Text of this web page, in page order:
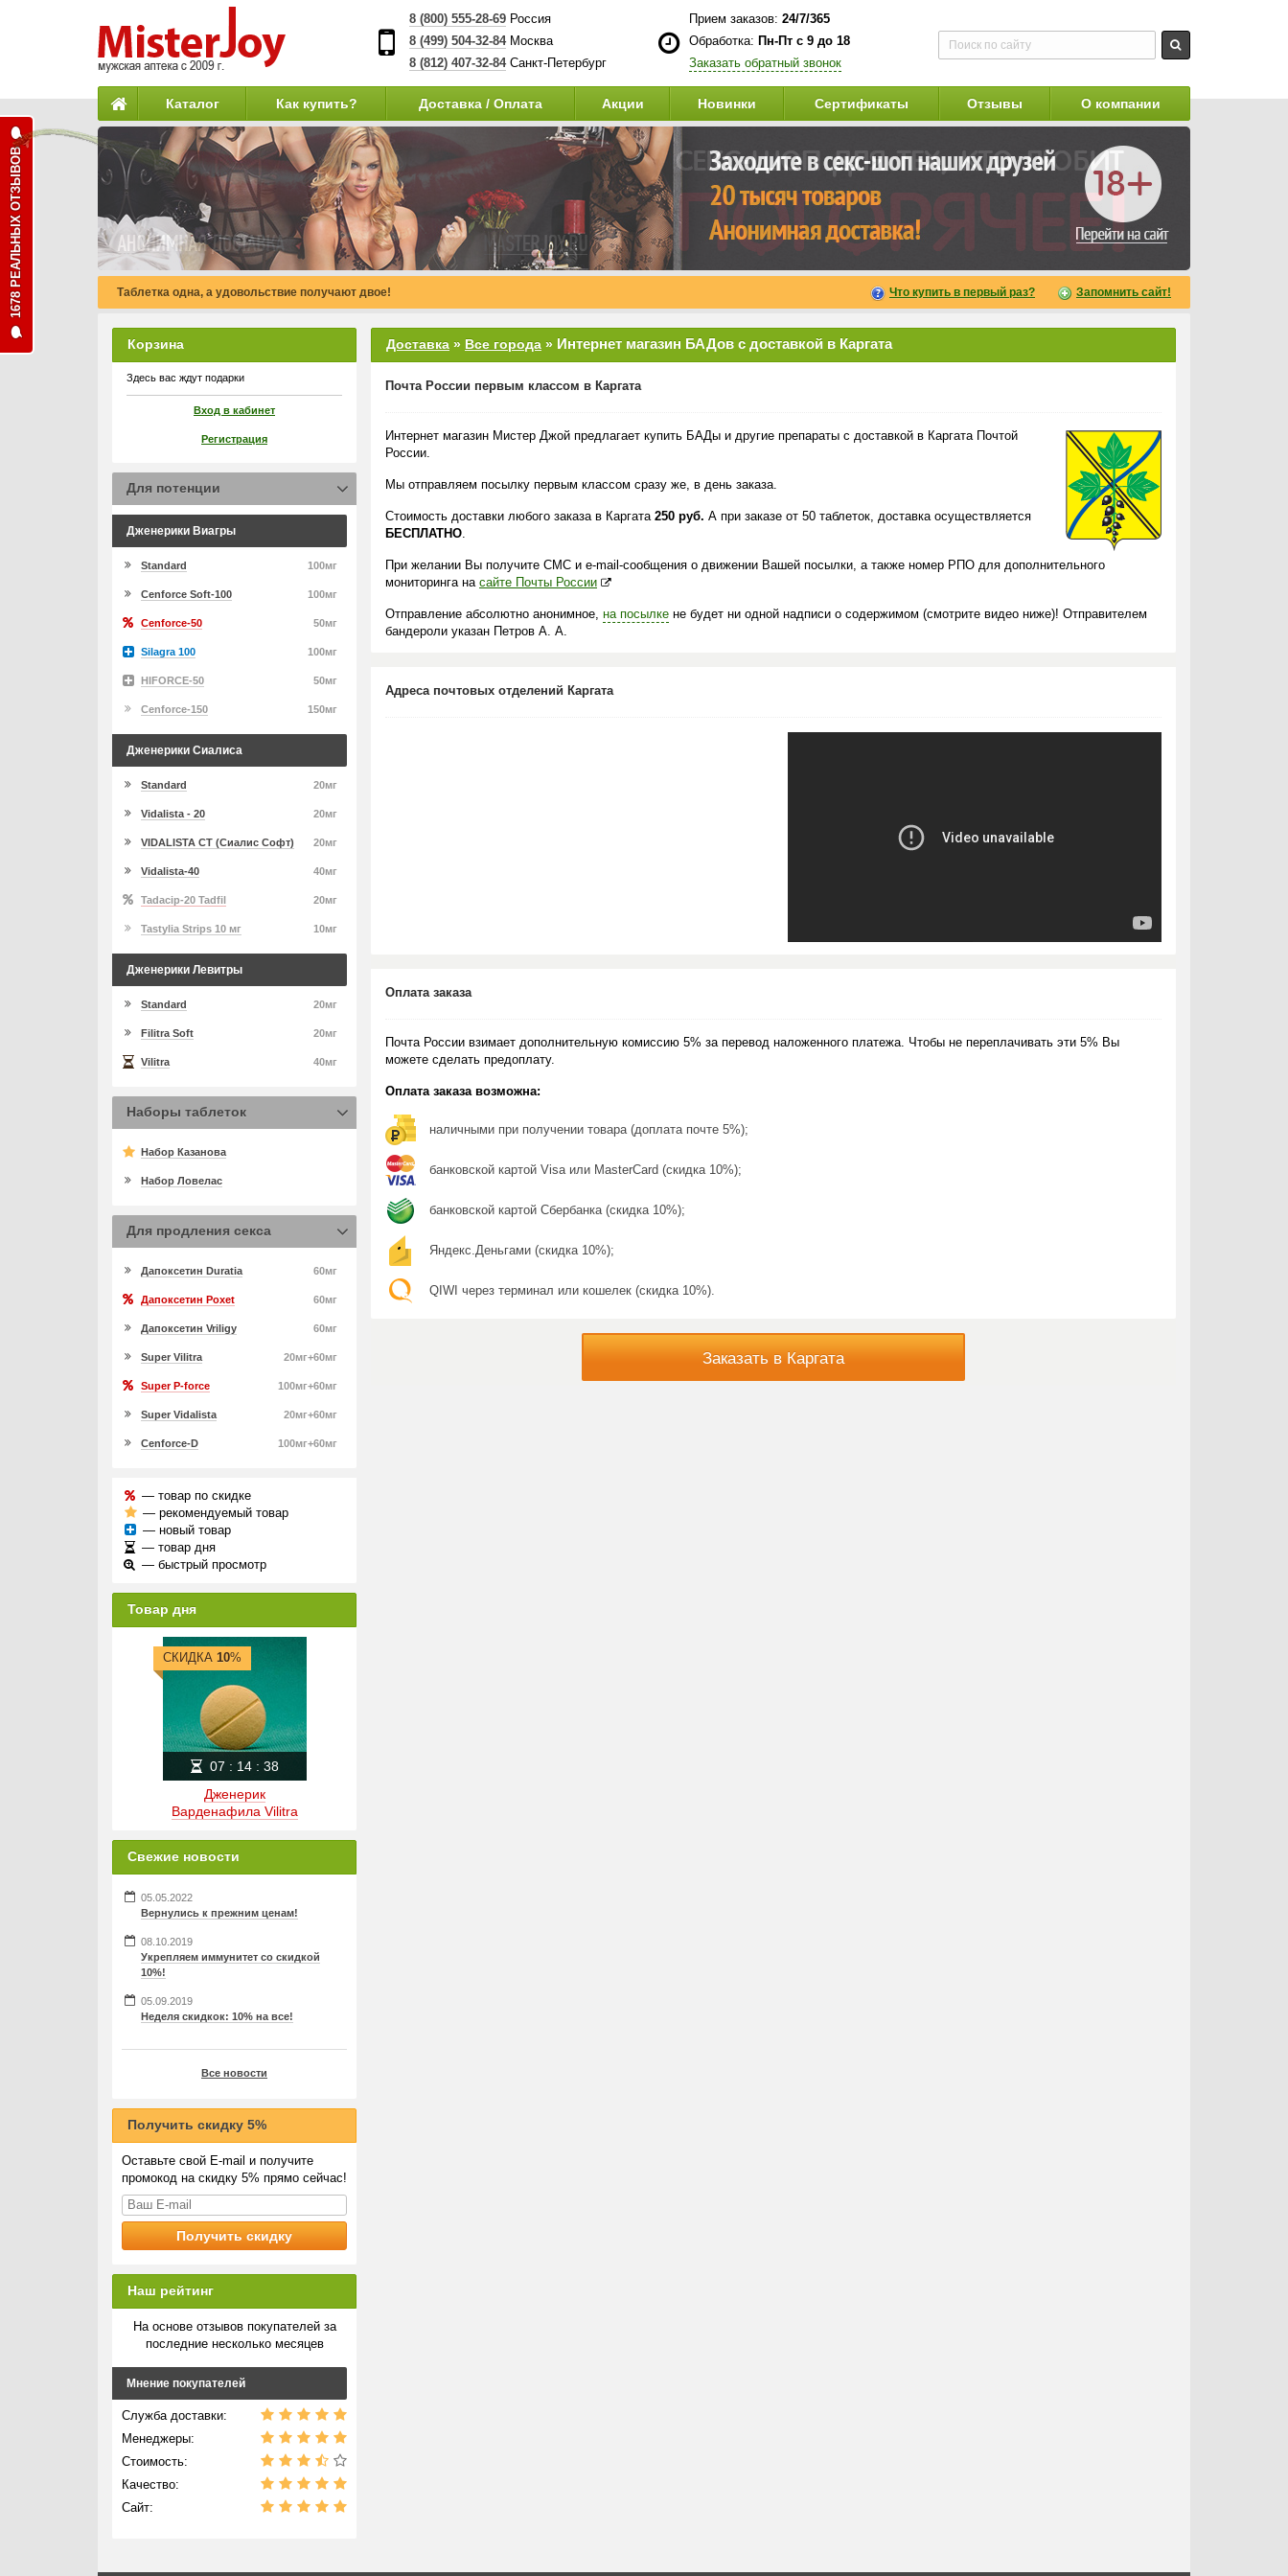
8 (800) 555-28-69Россия
8 (499) 504-32-84Москва
8 (812) 407-32-84 Санкт-Петербург
Прием заказов: 24/7/365
Обработка: Пн-Пт с 9 до 18
Заказать обратный звонок
Каталог Как купить? Доставка / Оплата Акции Новинки Сертификаты Отзывы О компании
Таблетка одна, а удовольствие получают двое! Что купить в первый раз? Запомнить сайт!
Доставка » Все города » Интернет магазин БАДов с доставкой в Каргата
Почта России первым классом в Каргата
Интернет магазин Мистер Джой предлагает купить БАДы и другие препараты с доставкой в Каргата Почтой
России.
Мы отправляем посылку первым классом сразу же, в день заказа.
Стоимость доставки любого заказа в Каргата 250 руб. А при заказе от 50 таблеток, доставка осуществляется
БЕСПЛАТНО.
При желании Вы получите СМС и e-mail-сообщения о движении Вашей посылки, а также номер РПО для дополнительного
мониторинга на сайте Почты России
Отправление абсолютно анонимное, на посылке не будет ни одной надписи о содержимом (смотрите видео ниже)! Отправителем
бандероли указан Петров А. А.
Адреса почтовых отделений Каргата
Оплата заказа
Почта России взимает дополнительную комиссию 5% за перевод наложенного платежа. Чтобы не переплачивать эти 5% Вы
можете сделать предоплату.
Оплата заказа возможна:
наличными при получении товара (доплата почте 5%);
банковской картой Visa или MasterCard (скидка 10%);
банковской картой Сбербанка (скидка 10%);
Яндекс.Деньгами (скидка 10%);
QIWI через терминал или кошелек (скидка 10%).
Заказать в Каргата
Корзина
Здесь вас ждут подарки
Вход в кабинет
Регистрация
Для потенции
Дженерики Виагры
100мг
Standard
100мг
Cenforce Soft-100
50мг
Cenforce-50
100мг
Silagra 100
50мг
HIFORCE-50
150мг
Cenforce-150
Дженерики Сиалиса
20мг
Standard
20мг
Vidalista - 20
20мг
VIDALISTA CT (Сиалис Софт)
40мг
Vidalista-40
20мг
Tadacip-20 Tadfil
10мг
Tastylia Strips 10 мг
Дженерики Левитры
20мг
Standard
20мг
Filitra Soft
40мг
Vilitra
Наборы таблеток
Набор Казанова
Набор Ловелас
Для продления секса
60мг
Дапоксетин Duratia
60мг
Дапоксетин Poxet
60мг
Дапоксетин Vriligy
20мг+60мг
Super Vilitra
100мг+60мг
Super P-force
20мг+60мг
Super Vidalista
100мг+60мг
Cenforce-D
— товар по скидке
— рекомендуемый товар
— новый товар
— товар дня
— быстрый просмотр
Товар дня
Дженерик
Варденафила Vilitra
СКИДКА 10%
07 : 14: 38
Свежие новости
05.05.2022
Вернулись к прежним ценам!
08.10.2019
Укрепляем иммунитет со скидкой
10%!
05.09.2019
Неделя скидкок: 10% на все!
Все новости
Получить скидку 5%
Оставьте свой E-mail и получите
промокод на скидку 5% прямо сейчас!
Наш рейтинг
На основе отзывов покупателей за
последние несколько месяцев
Мнение покупателей
Служба доставки:
Менеджеры:
Стоимость:
Качество:
Сайт:
1678 РЕАЛЬНЫХ ОТЗЫВОВ